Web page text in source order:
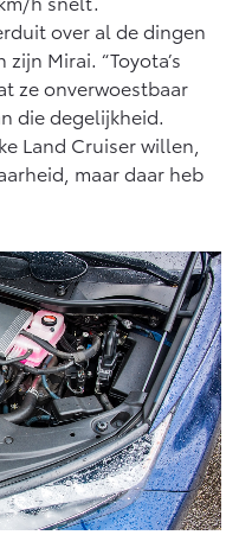
over al de dingen
Mirai. “Toyota’s
ze onverwoestbaar
die degelijkheid.
Land Cruiser willen,
maar daar heb